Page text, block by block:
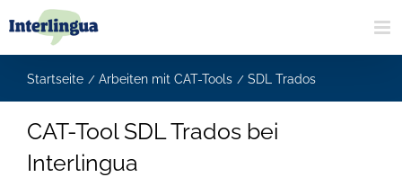
Startseite Arbeiten mit CAT-Tools SDL Trados
CAT-Tool SDL Trados bei
Interlingua